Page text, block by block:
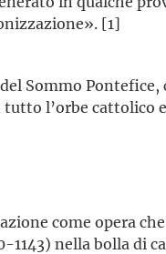
[1]
Sommo
l’orbe
come opera
1143) nella bolla di